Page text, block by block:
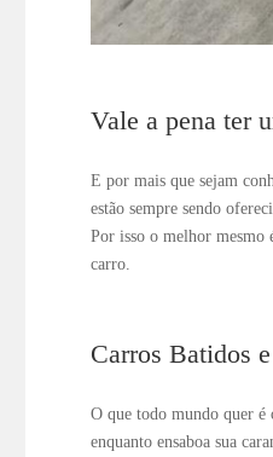
Vale a pena ter
E por mais que sejam
estão sempre sendo
Por isso o melhor
carro.
Carros Batidos
O que todo mundo quer é
enquanto ensaboa sua